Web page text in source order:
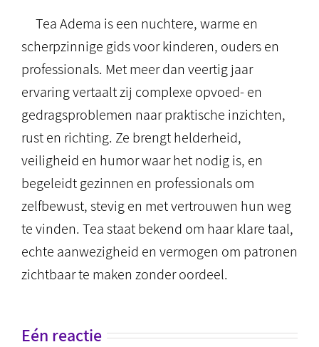
Tea Adema is een nuchtere, warme en
scherpzinnige gids voor kinderen, ouders en
professionals. Met meer dan veertig jaar
ervaring vertaalt zij complexe opvoed- en
gedragsproblemen naar praktische inzichten,
rust en richting. Ze brengt helderheid,
veiligheid en humor waar het nodig is, en
begeleidt gezinnen en professionals om
zelfbewust, stevig en met vertrouwen hun weg
te vinden. Tea staat bekend om haar klare taal,
echte aanwezigheid en vermogen om patronen
zichtbaar te maken zonder oordeel.
Eén reactie